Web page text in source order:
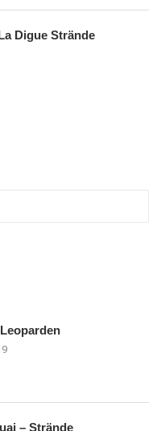
– Strände
Digue Strände